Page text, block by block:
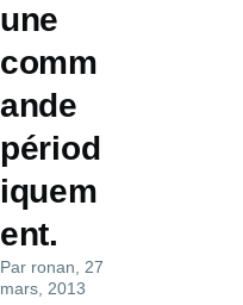
une
comm
ande
périod
iquem
ent.
Par ronan , 27
mars, 2013